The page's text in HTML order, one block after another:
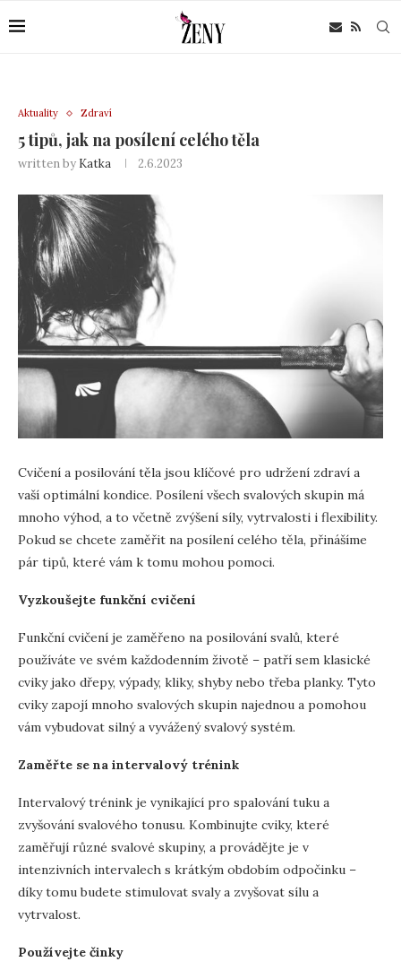
Aktuality Zdraví
5 tipů, jak na posílení celého těla
written by Katka 2.6.2023
Cvičení a posilování těla jsou klíčové pro udržení zdraví a
vaší optimální kondice. Posílení všech svalových skupin má
mnoho výhod, a to včetně zvýšení síly, vytrvalosti i flexibility.
Pokud se chcete zaměřit na posílení celého těla, přinášíme
pár tipů, které vám k tomu mohou pomoci.
Vyzkoušejte funkční cvičení
Funkční cvičení je zaměřeno na posilování svalů, které
používáte ve svém každodenním životě – patří sem klasické
cviky jako dřepy, výpady, kliky, shyby nebo třeba planky. Tyto
cviky zapojí mnoho svalových skupin najednou a pomohou
vám vybudovat silný a vyvážený svalový systém.
Zaměřte se na intervalový trénink
Intervalový trénink je vynikající pro spalování tuku a
zvyšování svalového tonusu. Kombinujte cviky, které
zaměřují různé svalové skupiny, a provádějte je v
intenzivních intervalech s krátkým obdobím odpočinku –
díky tomu budete stimulovat svaly a zvyšovat sílu a
vytrvalost.
Používejte činky